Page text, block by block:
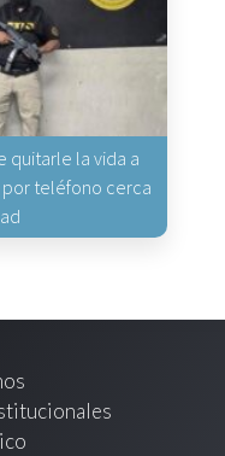
quitarle la vida a
teléfono cerca